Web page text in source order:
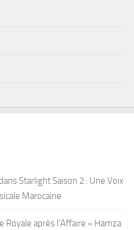
Starlight Saison 2 : Une Voix
Marocaine
Royale après l’Affaire « Hamza